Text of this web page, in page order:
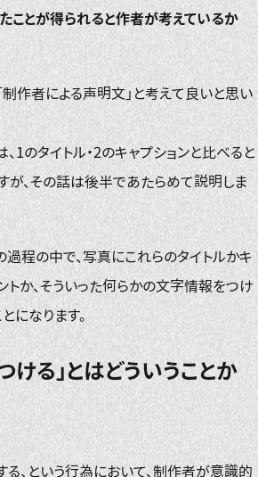
ことが得られると作者が考えているか
作者による声明文」と考えて良いと思い
1のタイトル・2のキャプションと比べると
が、その話は後半であたらめて説明しま
程の中で、写真にこれらのタイトルかキ
トか、そういった何らかの文字情報をつけ
になります。
ける」とはどういうことか
、という行為において、制作者が意識的